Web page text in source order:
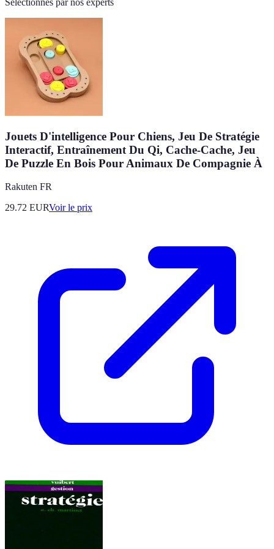
Jouets D'intelligence Pour Chiens, Jeu De Stratégie
Interactif, Entraînement Du Qi, Cache-Cache, Jeu
De Puzzle En Bois Pour Animaux De Compagnie À
Rakuten FR
29.72 EURVoir le prix